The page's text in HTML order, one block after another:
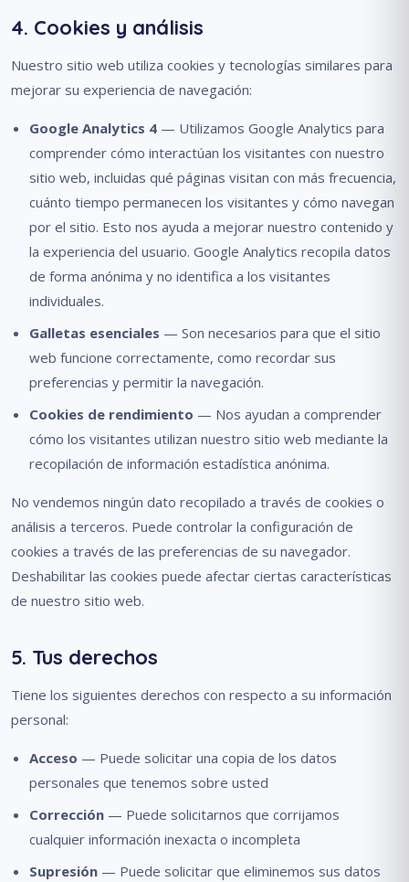
4. Cookies y análisis
Nuestro sitio web utiliza cookies y tecnologías similares para
mejorar su experiencia de navegación:
Google Analytics 4 — Utilizamos Google Analytics para
comprender cómo interactúan los visitantes con nuestro
sitio web, incluidas qué páginas visitan con más frecuencia,
cuánto tiempo permanecen los visitantes y cómo navegan
por el sitio. Esto nos ayuda a mejorar nuestro contenido y
la experiencia del usuario. Google Analytics recopila datos
de forma anónima y no identifica a los visitantes
individuales.
Galletas esenciales — Son necesarios para que el sitio
web funcione correctamente, como recordar sus
preferencias y permitir la navegación.
Cookies de rendimiento — Nos ayudan a comprender
cómo los visitantes utilizan nuestro sitio web mediante la
recopilación de información estadística anónima.
No vendemos ningún dato recopilado a través de cookies o
análisis a terceros. Puede controlar la configuración de
cookies a través de las preferencias de su navegador.
Deshabilitar las cookies puede afectar ciertas características
de nuestro sitio web.
5. Tus derechos
Tiene los siguientes derechos con respecto a su información
personal:
Acceso — Puede solicitar una copia de los datos
personales que tenemos sobre usted
Corrección — Puede solicitarnos que corrijamos
cualquier información inexacta o incompleta
Supresión — Puede solicitar que eliminemos sus datos